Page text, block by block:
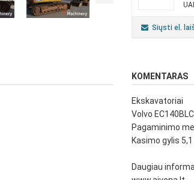
Siųsti el.
KOMENTARAS
Ekskavatoriai
Volvo
Pagaminimo
Kasimo gylis 5,1
Daugiau